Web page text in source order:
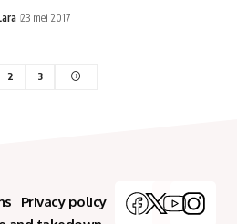
23 mei 2017
2 3
Privacy policy